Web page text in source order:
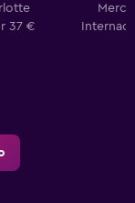
37 €